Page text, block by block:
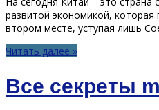
развитой экономикой, которая
втором месте, уступая лишь
Читать далее »
Все секреты